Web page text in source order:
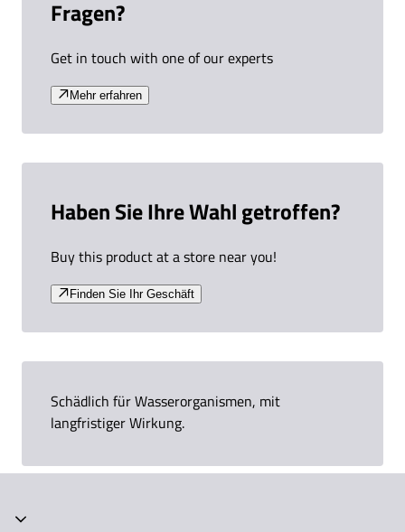
Fragen?
Get in touch with one of our experts
Mehr erfahren
Haben Sie Ihre Wahl getroffen?
Buy this product at a store near you!
Finden Sie Ihr Geschäft
Schädlich für Wasserorganismen, mit
langfristiger Wirkung.
Akkordeon zusammengeklappt